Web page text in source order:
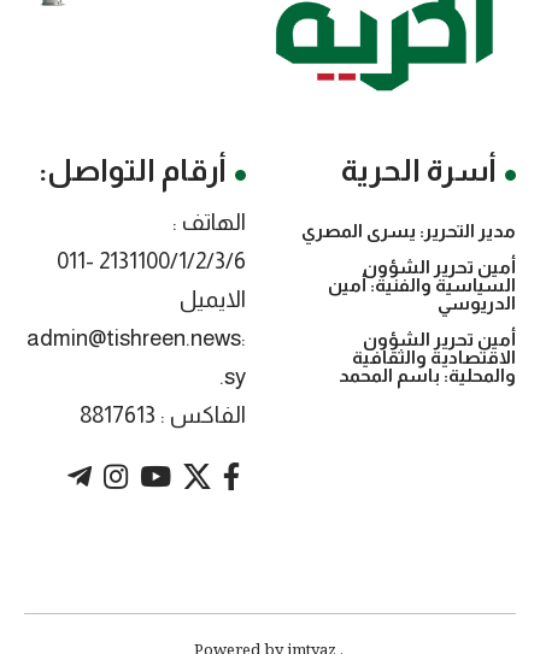
أسرة الحرية
مدير التحرير: يسرى المصري
أمين تحرير الشؤون
السياسية والفنية: أمين
الدريوسي
أمين تحرير الشؤون
الاقتصادية والثقافية
والمحلية: باسم المحمد
أرقام التواصل:
الهاتف :
2131100/1/2/3/6 -011
الايميل
:admin@tishreen.news
.sy
الفاكس : 8817613